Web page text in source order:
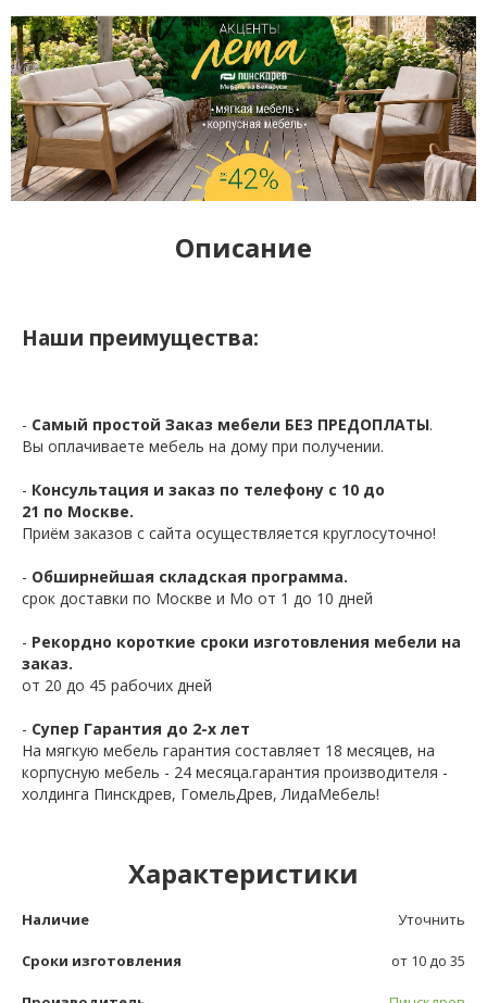
Описание
Наши преимущества:
- Самый простой Заказ мебели БЕЗ ПРЕДОПЛАТЫ.
Вы оплачиваете мебель на дому при получении.
- Консультация и заказ по телефону с 10 до
21 по Москве.
Приём заказов с сайта осуществляется круглосуточно!
- Обширнейшая складская программа.
срок доставки по Москве и Мо от 1 до 10 дней
- Рекордно короткие сроки изготовления мебели на
заказ.
от 20 до 45 рабочих дней
- Супер Гарантия до 2-х лет
На мягкую мебель гарантия составляет 18 месяцев, на
корпусную мебель - 24 месяца.гарантия производителя -
холдинга Пинскдрев, ГомельДрев, ЛидаМебель!
Характеристики
Наличие Уточнить
Сроки изготовления от 10 до 35